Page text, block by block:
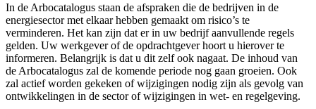
In de Arbocatalogus staan de afspraken die de bedrijven in de
energiesector met elkaar hebben gemaakt om risico’s te
verminderen. Het kan zijn dat er in uw bedrijf aanvullende regels
gelden. Uw werkgever of de opdrachtgever hoort u hierover te
informeren. Belangrijk is dat u dit zelf ook nagaat. De inhoud van
de Arbocatalogus zal de komende periode nog gaan groeien. Ook
zal actief worden gekeken of wijzigingen nodig zijn als gevolg van
ontwikkelingen in de sector of wijzigingen in wet- en regelgeving.